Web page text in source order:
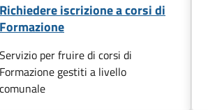
Richiedere iscrizione a corsi di
Formazione
Servizio per fruire di corsi di
Formazione gestiti a livello
comunale